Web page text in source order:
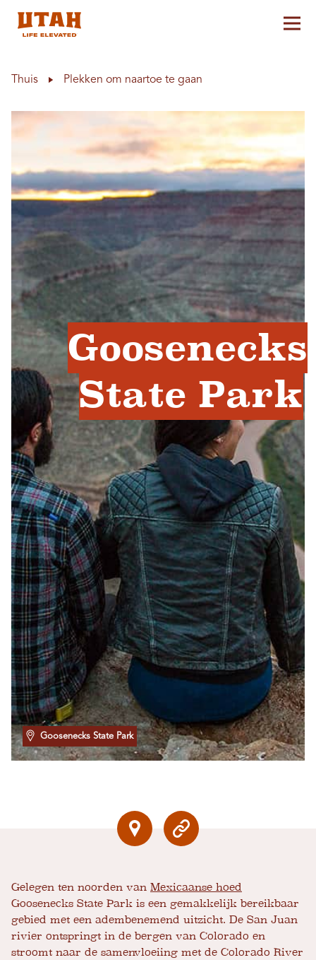
Thuis Plekken om naartoe te gaan
Goosenecks
State Park
Goosenecks State Park
Gelegen ten noorden van Mexicaanse hoed
Goosenecks State Park is een gemakkelijk bereikbaar
gebied met een adembenemend uitzicht. De San Juan
rivier ontspringt in de bergen van Colorado en
stroomt naar de samenvloeiing met de Colorado River